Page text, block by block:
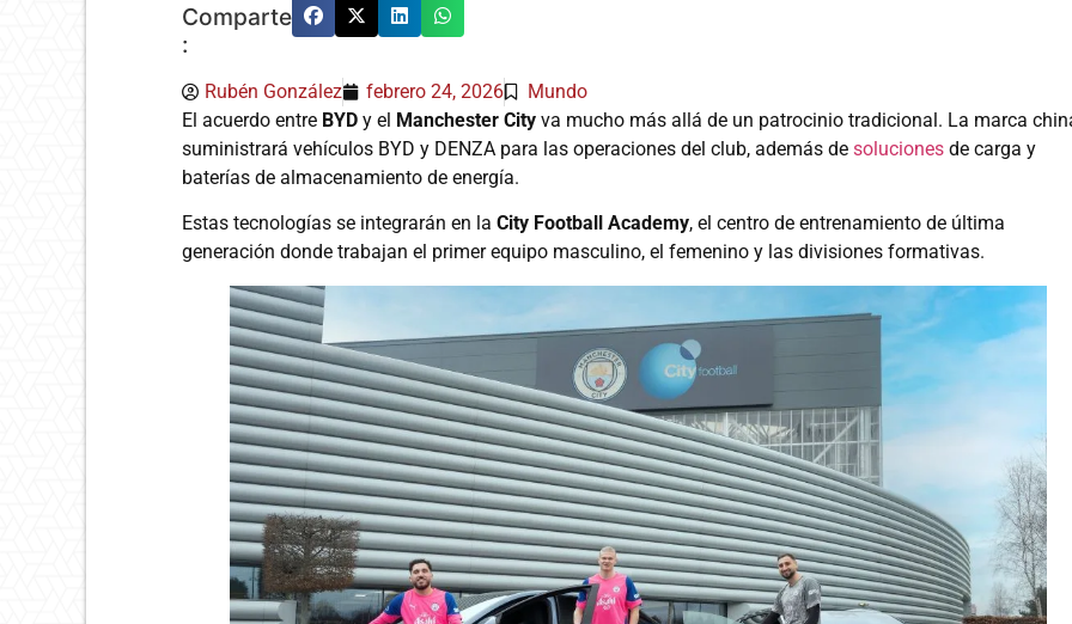
Comparte
:
Rubén González febrero 24, 2026
Mundo
El acuerdo entre BYD y el Manchester City va mucho más allá de un patrocinio tradicional. La marca
suministrará vehículos BYD y DENZA para las operaciones del club, además de soluciones de carga y
baterías de almacenamiento de energía.
Estas tecnologías se integrarán en la City Football Academy, el centro de entrenamiento de última
generación donde trabajan el primer equipo masculino, el femenino y las divisiones formativas.